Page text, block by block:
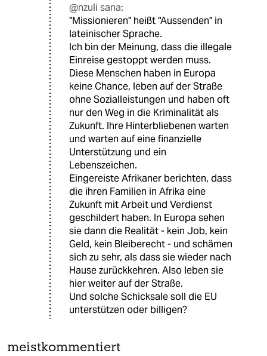
@nzuli sana:
"Missionieren" heißt "Aussenden" in
lateinischer Sprache.
Ich bin der Meinung, dass die illegale
Einreise gestoppt werden muss.
Diese Menschen haben in Europa
keine Chance, leben auf der Straße
ohne Sozialleistungen und haben oft
nur den Weg in die Kriminalität als
Zukunft. Ihre Hinterbliebenen warten
und warten auf eine finanzielle
Unterstützung und ein
Lebenszeichen.
Eingereiste Afrikaner berichten, dass
die ihren Familien in Afrika eine
Zukunft mit Arbeit und Verdienst
geschildert haben. In Europa sehen
sie dann die Realität - kein Job, kein
Geld, kein Bleiberecht - und schämen
sich zu sehr, als dass sie wieder nach
Hause zurückkehren. Also leben sie
hier weiter auf der Straße.
Und solche Schicksale soll die EU
unterstützen oder billigen?
meistkommentiert